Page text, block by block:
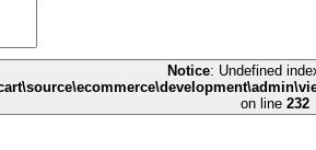
Notice: Undefined
on line 232